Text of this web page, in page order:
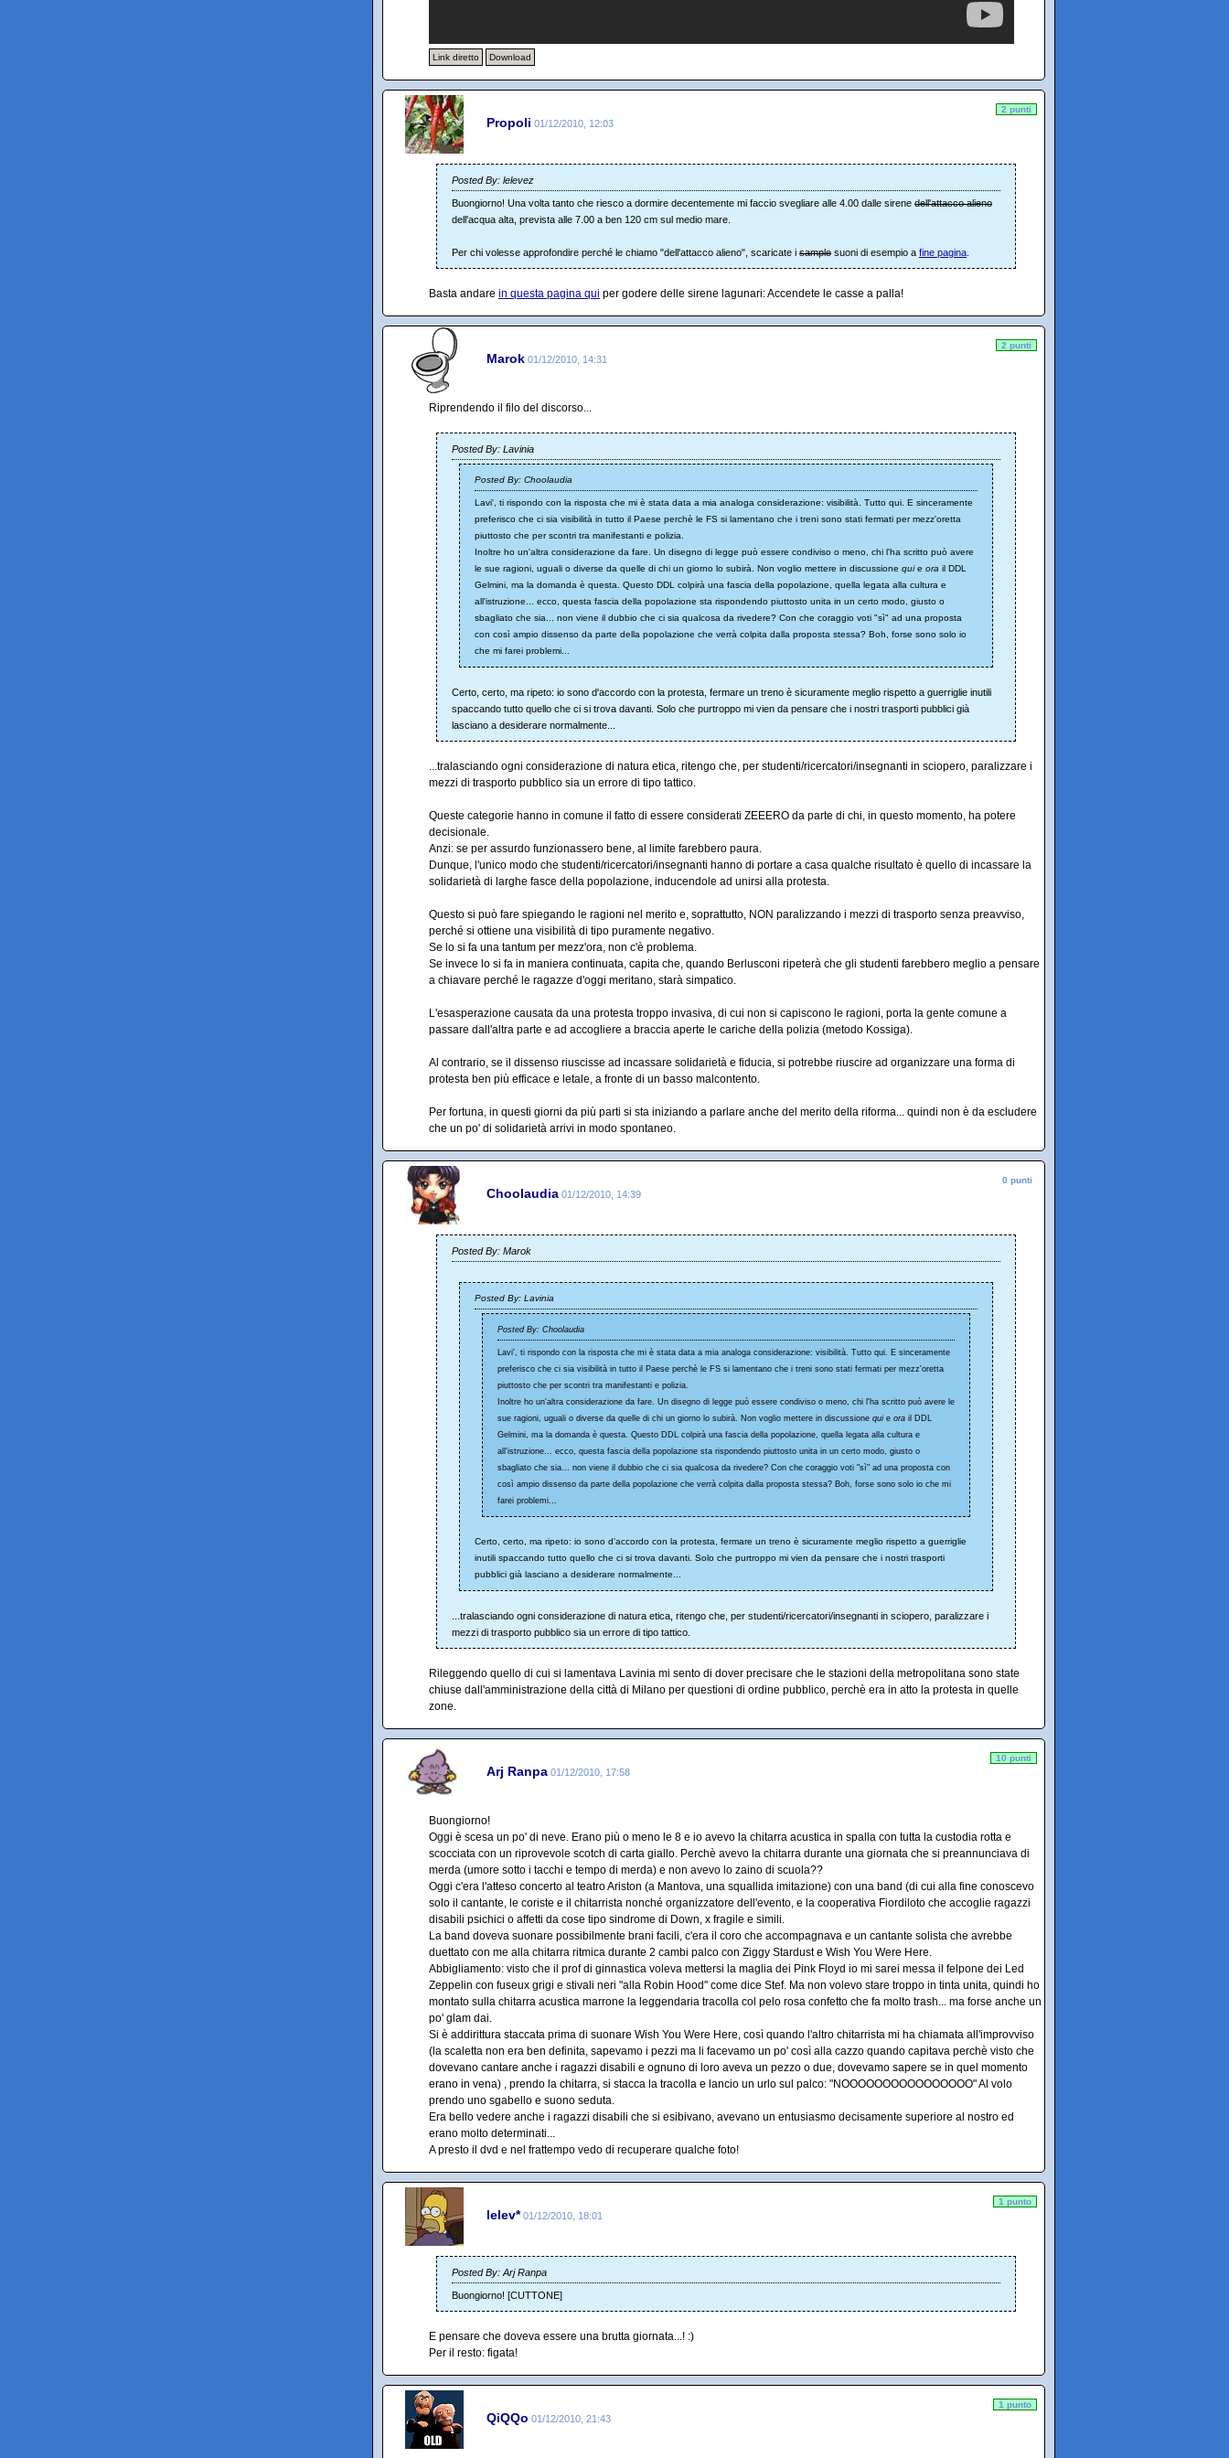
Link diretto Download
Propoli 01/12/2010, 12:03
2 punti
Posted By: lelevez
Buongiorno! Una volta tanto che riesco a dormire decentemente mi faccio svegliare alle 4.00 dalle sirene dell'attacco alieno
dell'acqua alta, prevista alle 7.00 a ben 120 cm sul medio mare.
Per chi volesse approfondire perché le chiamo "dell'attacco alieno", scaricate i sample suoni di esempio a fine pagina
Basta andare in questa pagina qui per godere delle sirene lagunari: Accendete le casse a palla!
Marok 01/12/2010, 14:31
2 punti
Riprendendo il filo del discorso...
Posted By: Lavinia
Posted By: Choolaudia
Lavi', ti rispondo con la risposta che mi è stata data a mia analoga considerazione: visibilità. Tutto qui. E sinceramente
preferisco che ci sia visibilità in tutto il Paese perchè le FS si lamentano che i treni sono stati fermati per mezz'oretta
piuttosto che per scontri tra manifestanti e polizia.
Inoltre ho un'altra considerazione da fare. Un disegno di legge può essere condiviso o meno, chi l'ha scritto può avere
le sue ragioni, uguali o diverse da quelle di chi un giorno lo subirà. Non voglio mettere in discussione quie ora il DDL
Gelmini, ma la domanda è questa. Questo DDL colpirà una fascia della popolazione, quella legata alla cultura e
all'istruzione... ecco, questa fascia della popolazione sta rispondendo piuttosto unita in un certo modo, giusto o
sbagliato che sia... non viene il dubbio che ci sia qualcosa da rivedere? Con che coraggio voti "sì" ad una proposta
con così ampio dissenso da parte della popolazione che verrà colpita dalla proposta stessa? Boh, forse sono solo io
che mi farei problemi...
Certo, certo, ma ripeto: io sono d'accordo con la protesta, fermare un treno è sicuramente meglio rispetto a guerriglie inutili
spaccando tutto quello che ci si trova davanti. Solo che purtroppo mi vien da pensare che i nostri trasporti pubblici già
lasciano a desiderare normalmente...
...tralasciando ogni considerazione di natura etica, ritengo che, per studenti/ricercatori/insegnanti in sciopero, paralizzare i
mezzi di trasporto pubblico sia un errore di tipo tattico.
Queste categorie hanno in comune il fatto di essere considerati ZEEERO da parte di chi, in questo momento, ha potere
decisionale.
Anzi: se per assurdo funzionassero bene, al limite farebbero paura.
Dunque, l'unico modo che studenti/ricercatori/insegnanti hanno di portare a casa qualche risultato è quello di incassare la
solidarietà di larghe fasce della popolazione, inducendole ad unirsi alla protesta.
Questo si può fare spiegando le ragioni nel merito e, soprattutto, NON paralizzando i mezzi di trasporto senza preavviso,
perché si ottiene una visibilità di tipo puramente negativo.
Se lo si fa una tantum per mezz'ora, non c'è problema.
Se invece lo si fa in maniera continuata, capita che, quando Berlusconi ripeterà che gli studenti farebbero meglio a pensare
a chiavare perché le ragazze d'oggi meritano, starà simpatico.
L'esasperazione causata da una protesta troppo invasiva, di cui non si capiscono le ragioni, porta la gente comune a
passare dall'altra parte e ad accogliere a braccia aperte le cariche della polizia (metodo Kossiga).
Al contrario, se il dissenso riuscisse ad incassare solidarietà e fiducia, si potrebbe riuscire ad organizzare una forma di
protesta ben più efficace e letale, a fronte di un basso malcontento.
Per fortuna, in questi giorni da più parti si sta iniziando a parlare anche del merito della riforma... quindi non è da escludere
che un po' di solidarietà arrivi in modo spontaneo.
Choolaudia 01/12/2010, 14:39
0 punti
Posted By: Marok
Posted By: Lavinia
Posted By: Choolaudia
Lavi', ti rispondo con la risposta che mi è stata data a mia analoga considerazione: visibilità. Tutto qui. E sinceramente
preferisco che ci sia visibilità in tutto il Paese perchè le FS si lamentano che i treni sono stati fermati per mezz'oretta
piuttosto che per scontri tra manifestanti e polizia.
Inoltre ho un'altra considerazione da fare. Un disegno di legge può essere condiviso o meno, chi l'ha scritto può avere le
sue ragioni, uguali o diverse da quelle di chi un giorno lo subirà. Non voglio mettere in discussione qui e ora il DDL
Gelmini, ma la domanda è questa. Questo DDL colpirà una fascia della popolazione, quella legata alla cultura e
all'istruzione... ecco, questa fascia della popolazione sta rispondendo piuttosto unita in un certo modo, giusto o
sbagliato che sia... non viene il dubbio che ci sia qualcosa da rivedere? Con che coraggio voti "sì" ad una proposta con
così ampio dissenso da parte della popolazione che verrà colpita dalla proposta stessa? Boh, forse sono solo io che mi
farei problemi...
Certo, certo, ma ripeto: io sono d'accordo con la protesta, fermare un treno è sicuramente meglio rispetto a guerriglie
inutili spaccando tutto quello che ci si trova davanti. Solo che purtroppo mi vien da pensare che i nostri trasporti
pubblici già lasciano a desiderare normalmente...
...tralasciando ogni considerazione di natura etica, ritengo che, per studenti/ricercatori/insegnanti in sciopero, paralizzare i
mezzi di trasporto pubblico sia un errore di tipo tattico.
Rileggendo quello di cui si lamentava Lavinia mi sento di dover precisare che le stazioni della metropolitana sono state
chiuse dall'amministrazione della città di Milano per questioni di ordine pubblico, perchè era in atto la protesta in quelle
zone.
Arj Ranpa 01/12/2010, 17:58
10 punti
Buongiorno!
Oggi è scesa un po' di neve. Erano più o meno le 8 e io avevo la chitarra acustica in spalla con tutta la custodia rotta e
scocciata con un riprovevole scotch di carta giallo. Perchè avevo la chitarra durante una giornata che si preannunciava di
merda (umore sotto i tacchi e tempo di merda) e non avevo lo zaino di scuola??
Oggi c'era l'atteso concerto al teatro Ariston (a Mantova, una squallida imitazione) con una band (di cui alla fine conoscevo
solo il cantante, le coriste e il chitarrista nonché organizzatore dell'evento, e la cooperativa Fiordiloto che accoglie ragazzi
disabili psichici o affetti da cose tipo sindrome di Down, x fragile e simili.
La band doveva suonare possibilmente brani facili, c'era il coro che accompagnava e un cantante solista che avrebbe
duettato con me alla chitarra ritmica durante 2 cambi palco con Ziggy Stardust e Wish You Were Here.
Abbigliamento: visto che il prof di ginnastica voleva mettersi la maglia dei Pink Floyd io mi sarei messa il felpone dei Led
Zeppelin con fuseux grigi e stivali neri "alla Robin Hood" come dice Stef. Ma non volevo stare troppo in tinta unita, quindi ho
montato sulla chitarra acustica marrone la leggendaria tracolla col pelo rosa confetto che fa molto trash... ma forse anche un
po' glam dai.
Si è addirittura staccata prima di suonare Wish You Were Here, così quando l'altro chitarrista mi ha chiamata all'improvviso
(la scaletta non era ben definita, sapevamo i pezzi ma li facevamo un po' così alla cazzo quando capitava perchè visto che
dovevano cantare anche i ragazzi disabili e ognuno di loro aveva un pezzo o due, dovevamo sapere se in quel momento
erano in vena) , prendo la chitarra, si stacca la tracolla e lancio un urlo sul palco: "NOOOOOOOOOOOOOOOO" Al volo
prendo uno sgabello e suono seduta.
Era bello vedere anche i ragazzi disabili che si esibivano, avevano un entusiasmo decisamente superiore al nostro ed
erano molto determinati...
A presto il dvd e nel frattempo vedo di recuperare qualche foto!
lelev* 01/12/2010, 18:01
1 punto
Posted By: Arj Ranpa
Buongiorno! [CUTTONE]
E pensare che doveva essere una brutta giornata...! :)
Per il resto: figata!
QiQQo 01/12/2010, 21:43
1 punto